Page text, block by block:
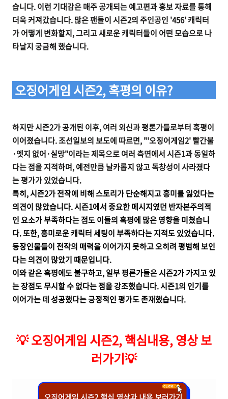
습니다. 이런 기대감은 매주 공개되는 예고편과 홍보 자료를 통해
더욱 커져갔습니다. 많은 팬들이 시즌2의 주인공인 '456' 캐릭터
가 어떻게 변화할지, 그리고 새로운 캐릭터들이 어떤 모습으로 나
타날지 궁금해 했습니다.
오징어게임 시즌2, 혹평의 이유?
하지만 시즌2가 공개된 이후, 여러 외신과 평론가들로부터 혹평이
이어졌습니다. 조선일보의 보도에 따르면, "'오징어게임2' 빨간불
·엣지 없어·실망"이라는 제목으로 여러 측면에서 시즌1과 동일하
다는 점을 지적하며, 예전만큼 날카롭지 않고 독창성이 사라졌다
는 평가가 있었습니다.
특히, 시즌2가 전작에 비해 스토리가 단순해지고 흥미를 잃었다는
의견이 많았습니다. 시즌1에서 중요한 메시지였던 반자본주의적
인 요소가 부족하다는 점도 이들의 혹평에 많은 영향을 미쳤습니
다. 또한, 흥미로운 캐릭터 세팅이 부족하다는 지적도 있었습니다.
등장인물들이 전작의 매력을 이어가지 못하고 오히려 평범해 보인
다는 의견이 많았기 때문입니다.
이와 같은 혹평에도 불구하고, 일부 평론가들은 시즌2가 가지고 있
는 장점도 무시할 수 없다는 점을 강조했습니다. 시즌1의 인기를
이어가는 데 성공했다는 긍정적인 평가도 존재했습니다.
💡오징어게임 시즌2, 핵심내용, 영상 보
러가기💡